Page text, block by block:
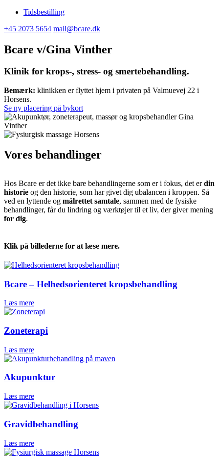
Tidsbestilling
+45 2073 5654 mail@bcare.dk
Bcare v/Gina Vinther
Klinik for krops-, stress- og smertebehandling.
Bemærk: klinikken er flyttet hjem i privaten på Valmuevej 22 i
Horsens.
Se ny placering på bykort
Vores behandlinger
Hos Bcare er det ikke bare behandlingerne som er i fokus, det erdin
historie og den historie, som har givet dig ubalancen i kroppen. Så
ved en lyttende og målrettet samtale, sammen med de fysiske
behandlinger, får du lindring og værktøjer til et liv, der giver mening
for dig.
Klik på billederne for at læse mere.
Bcare – Helhedsorienteret kropsbehandling
Læs mere
Zoneterapi
Læs mere
Akupunktur
Læs mere
Gravidbehandling
Læs mere